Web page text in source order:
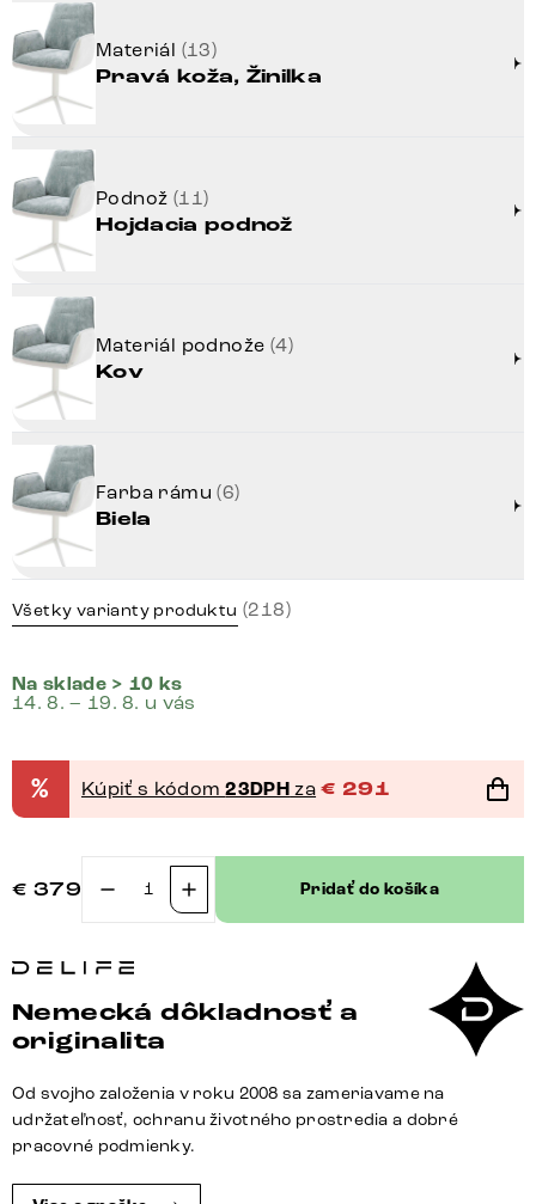
Materiál (13)
Pravá koža, Žinilka
Podnož (11)
Hojdacia podnož
Materiál podnože (4)
Kov
Farba rámu(6)
Biela
Všetky varianty produktu (218)
Na sklade > 10 ks
14. 8. – 19. 8. u vás
% Kúpiť s kódom23DPH za € 291
€ 379
množstvo
jedálenská
Zoa-
Flex
zmiešané
materiály
pravá
Pridať do košíka
Nemecká dôkladnosť a
originalita
Od svojho založenia v roku 2008 sa zameriavame na
udržateľnosť, ochranu životného prostredia a dobré
pracovné podmienky.